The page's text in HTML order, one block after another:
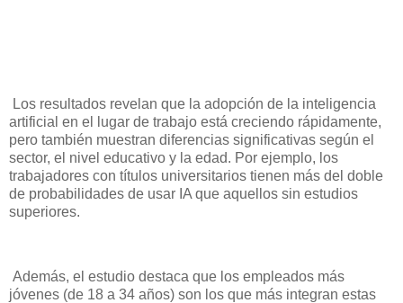
Los resultados revelan que la adopción de la inteligencia
artificial en el lugar de trabajo está creciendo rápidamente,
pero también muestran diferencias significativas según el
sector, el nivel educativo y la edad. Por ejemplo, los
trabajadores con títulos universitarios tienen más del doble
de probabilidades de usar IA que aquellos sin estudios
superiores.
Además, el estudio destaca que los empleados más
jóvenes (de 18 a 34 años) son los que más integran estas